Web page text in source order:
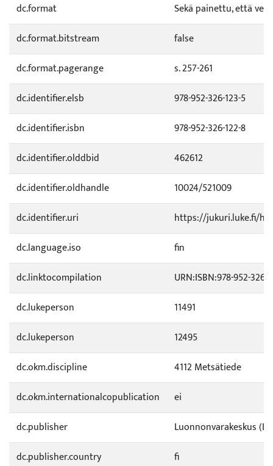
dc.format
Sekä painettu, että
dc.format.bitstream
false
dc.format.pagerange
s. 257-261
dc.identifier.elsb
978-952-326-123-5
dc.identifier.isbn
978-952-326-122-8
dc.identifier.olddbid
462612
dc.identifier.oldhandle
10024/521009
dc.identifier.uri
https://jukuri.luke.fi/
dc.language.iso
fin
dc.linktocompilation
URN:ISBN:978-952-326-
dc.lukeperson
11491
dc.lukeperson
12495
dc.okm.discipline
4112 Metsätiede
dc.okm.internationalcopublication
ei
dc.publisher
Luonnonvarakeskus
dc.publisher.country
fi